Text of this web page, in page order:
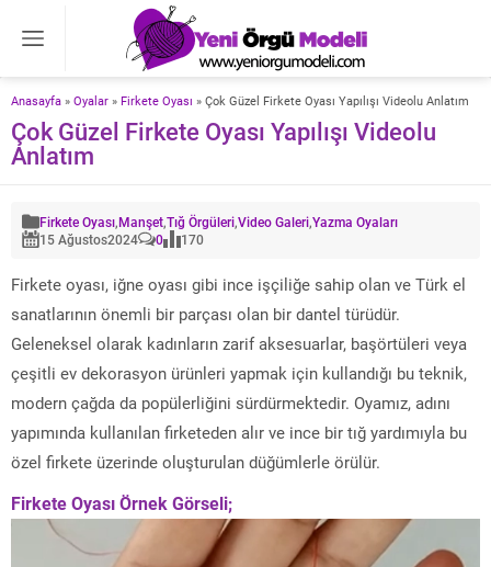
Anasayfa » Oyalar » Firkete Oyası » Çok Güzel Firkete Oyası Yapılışı Videolu Anlatım
Çok Güzel Firkete Oyası Yapılışı Videolu
Anlatım
Firkete Oyası,Manşet,Tığ Örgüleri,Video Galeri,Yazma Oyaları
15 Ağustos2024 0 170
Firkete oyası, iğne oyası gibi ince işçiliğe sahip olan ve Türk el
sanatlarının önemli bir parçası olan bir dantel türüdür.
Geleneksel olarak kadınların zarif aksesuarlar, başörtüleri veya
çeşitli ev dekorasyon ürünleri yapmak için kullandığı bu teknik,
modern çağda da popülerliğini sürdürmektedir. Oyamız, adını
yapımında kullanılan firketeden alır ve ince bir tığ yardımıyla bu
özel firkete üzerinde oluşturulan düğümlerle örülür.
Firkete Oyası Örnek Görseli;